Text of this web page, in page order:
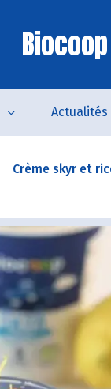
Actualités
Crème skyr et